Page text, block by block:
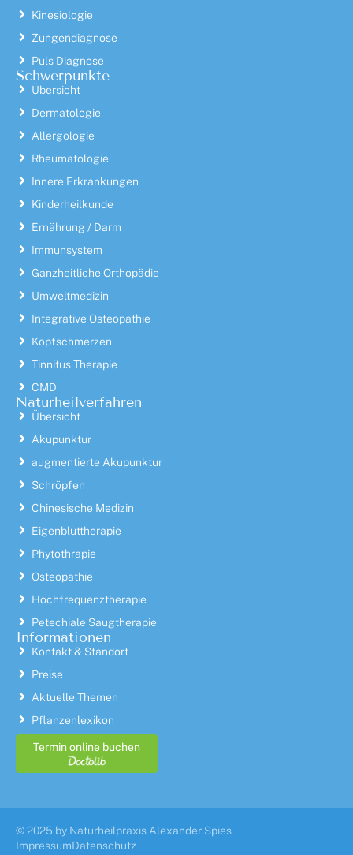
Kinesiologie
Zungendiagnose
Puls Diagnose
Schwerpunkte
Übersicht
Dermatologie
Allergologie
Rheumatologie
Innere Erkrankungen
Kinderheilkunde
Ernährung / Darm
Immunsystem
Ganzheitliche Orthopädie
Umweltmedizin
Integrative Osteopathie
Kopfschmerzen
Tinnitus Therapie
CMD
Naturheilverfahren
Übersicht
Akupunktur
augmentierte Akupunktur
Schröpfen
Chinesische Medizin
Eigenbluttherapie
Phytothrapie
Osteopathie
Hochfrequenztherapie
Petechiale Saugtherapie
Informationen
Kontakt & Standort
Preise
Aktuelle Themen
Pflanzenlexikon
Termin online buchen
© 2025 by Naturheilpraxis Alexander Spies
ImpressumDatenschutz